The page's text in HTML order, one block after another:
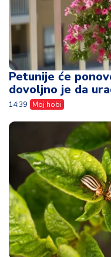
Petunije će
dovoljno je da
14:39 Moj hobi